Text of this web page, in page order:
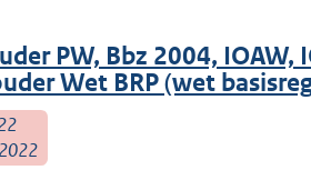
PW, Bbz 2004, IOAW,
Wet BRP (wet